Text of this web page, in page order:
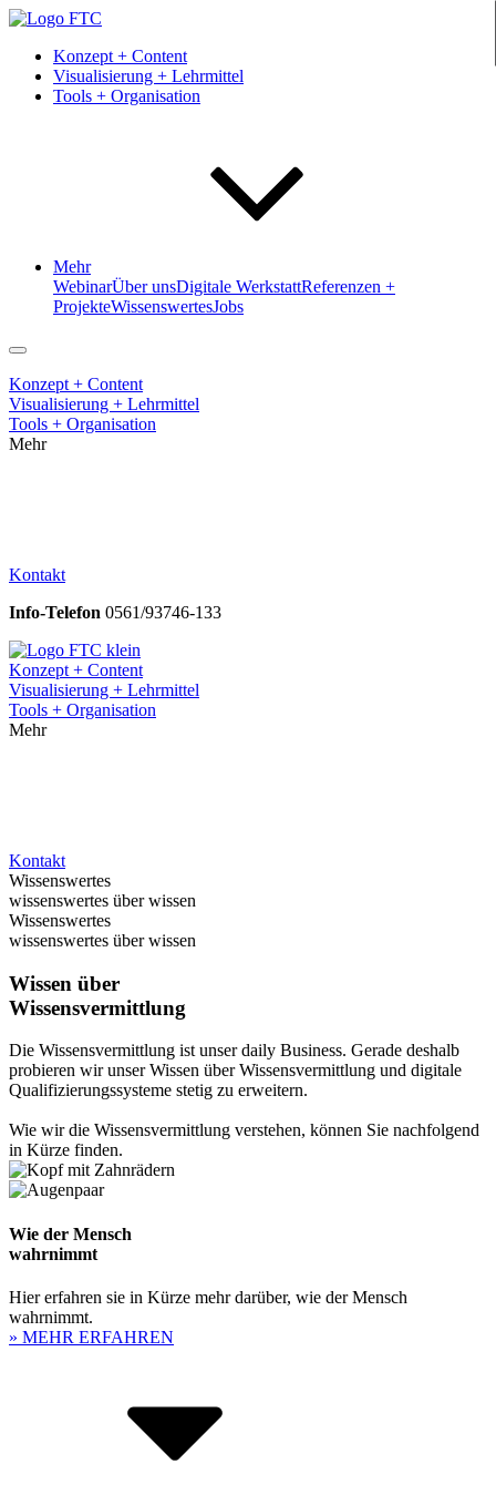
Konzept + Content
Visualisierung + Lehrmittel
Tools + Organisation
Mehr
WebinarÜber unsDigitale WerkstattReferenzen +
ProjekteWissenswertesJobs
Konzept + Content
Visualisierung + Lehrmittel
Tools + Organisation
Mehr
Kontakt
Info-Telefon 0561/93746-133
Konzept + Content
Visualisierung + Lehrmittel
Tools + Organisation
Mehr
Kontakt
Wissenswertes
wissenswertes über wissen
Wissenswertes
wissenswertes über wissen
Wissen über
Wissensvermittlung
Die Wissensvermittlung ist unser daily Business. Gerade deshalb
probieren wir unser Wissen über Wissensvermittlung und digitale
Qualifizierungssysteme stetig zu erweitern.
Wie wir die Wissensvermittlung verstehen, können Sie nachfolgend
in Kürze finden.
Wie der Mensch
wahrnimmt
Hier erfahren sie in Kürze mehr darüber, wie der Mensch
wahrnimmt.
» MEHR ERFAHREN